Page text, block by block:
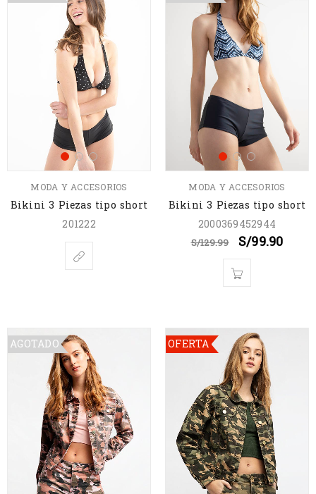
MODA Y ACCESORIOS
Bikini 3 Piezas tipo short
201222
MODA Y ACCESORIOS
Bikini 3 Piezas tipo short
2000369452944
S/129.99 S/99.90
AGOTADO OFERTA